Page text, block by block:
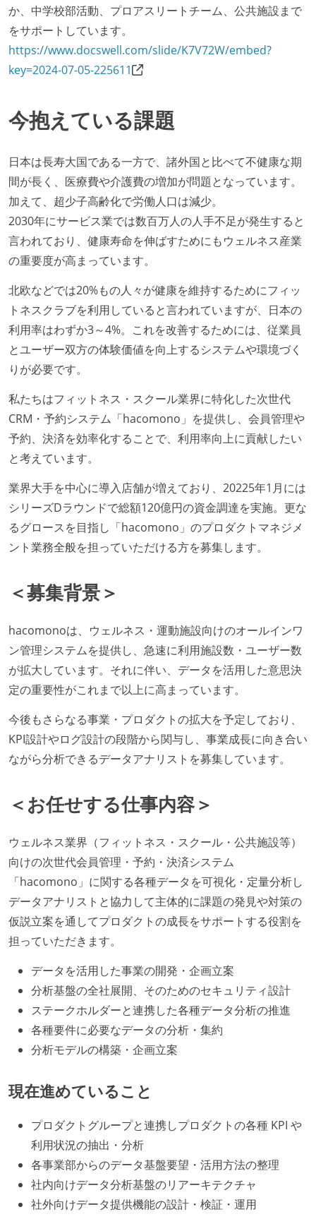
か、中学校部活動、プロアスリートチーム、公共施設まで
をサポートしています。
https://www.docswell.com/slide/K7V72W/embed?
key=2024-07-05-225611
今抱えている課題
日本は長寿大国である一方で、諸外国と比べて不健康な期
間が長く、医療費や介護費の増加が問題となっています。
加えて、超少子高齢化で労働人口は減少。
2030年にサービス業では数百万人の人手不足が発生すると
言われており、健康寿命を伸ばすためにもウェルネス産業
の重要度が高まっています。
北欧などでは20%もの人々が健康を維持するためにフィッ
トネスクラブを利用していると言われていますが、日本の
利用率はわずか3～4%。これを改善するためには、従業員
とユーザー双方の体験価値を向上するシステムや環境づく
りが必要です。
私たちはフィットネス・スクール業界に特化した次世代
CRM・予約システム「hacomono」を提供し、会員管理や
予約、決済を効率化することで、利用率向上に貢献したい
と考えています。
業界大手を中心に導入店舗が増えており、20225年1月には
シリーズDラウンドで総額120億円の資金調達を実施。更な
るグロースを目指し「hacomono」のプロダクトマネジメ
ント業務全般を担っていただける方を募集します。
＜募集背景＞
hacomonoは、ウェルネス・運動施設向けのオールインワ
ン管理システムを提供し、急速に利用施設数・ユーザー数
が拡大しています。それに伴い、データを活用した意思決
定の重要性がこれまで以上に高まっています。
今後もさらなる事業・プロダクトの拡大を予定しており、
KPI設計やログ設計の段階から関与し、事業成長に向き合い
ながら分析できるデータアナリストを募集しています。
＜お任せする仕事内容＞
ウェルネス業界（フィットネス・スクール・公共施設等）
向けの次世代会員管理・予約・決済システム
「hacomono」に関する各種データを可視化・定量分析し
データアナリストと協力して主体的に課題の発見や対策の
仮説立案を通してプロダクトの成長をサポートする役割を
担っていただきます。
データを活用した事業の開発・企画立案
分析基盤の全社展開、そのためのセキュリティ設計
ステークホルダーと連携した各種データ分析の推進
各種要件に必要なデータの分析・集約
分析モデルの構築・企画立案
現在進めていること
プロダクトグループと連携しプロダクトの各種 KPI や
利用状況の抽出・分析
各事業部からのデータ基盤要望・活用方法の整理
社内向けデータ分析基盤のリアーキテクチャ
社外向けデータ提供機能の設計・検証・運用